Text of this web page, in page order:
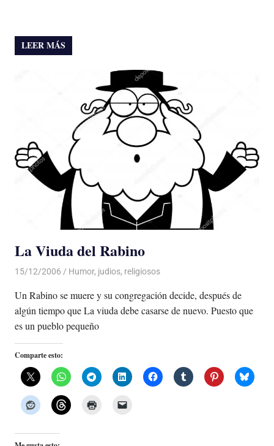
LEER MÁS
La Viuda del Rabino
15/12/2006 De todo un Poco
Humor, judios, religiosos
Un Rabino se muere y su congregación decide, después de
algún tiempo que La viuda debe casarse de nuevo. Puesto que
es un pueblo pequeño
Comparte esto: